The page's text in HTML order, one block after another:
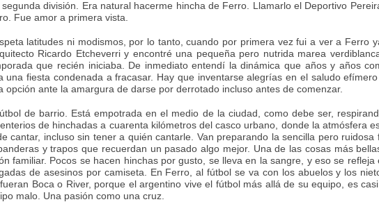
división. Era natural hacerme hincha de Ferro. Llamarlo el Deportivo
Fue amor a primera vista.
latitudes ni modismos, por lo tanto, cuando por primera vez fui a ver a Ferro
Ricardo Etcheverri y encontré una pequeña pero nutrida marea
que recién iniciaba. De inmediato entendí la dinámica que años y años
una fiesta condenada a fracasar. Hay que inventarse alegrías en el saludo
opción ante la amargura de darse por derrotado incluso antes de comenzar.
de barrio. Está empotrada en el medio de la ciudad, como debe ser,
de hinchadas a cuarenta kilómetros del casco urbano, donde la atmósfera
cantar, incluso sin tener a quién cantarle. Van preparando la sencilla pero
y trapos que recuerdan un pasado algo mejor. Una de las cosas más
familiar. Pocos se hacen hinchas por gusto, se lleva en la sangre, y eso se
de asesinos por camiseta. En Ferro, al fútbol se va con los abuelos y los
Boca o River, porque el argentino vive el fútbol más allá de su equipo, es
malo. Una pasión como una cruz.